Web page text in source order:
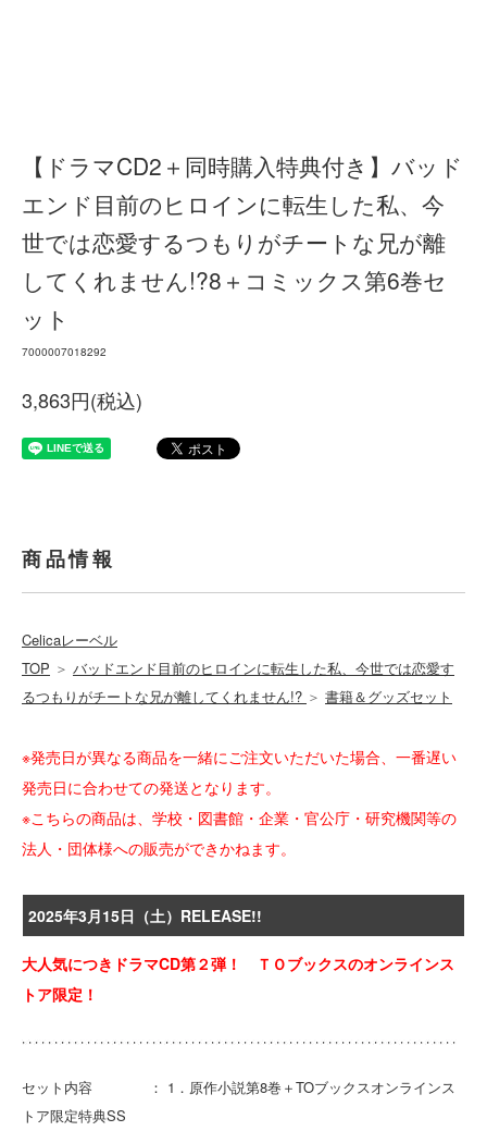
【ドラマCD2＋同時購入特典付き】バッド
エンド目前のヒロインに転生した私、今
世では恋愛するつもりがチートな兄が離
してくれません!?8＋コミックス第6巻セ
ット
7000007018292
3,863円(税込)
商品情報
Celicaレーベル
TOP ＞ バッドエンド目前のヒロインに転生した私、今世では恋愛す
るつもりがチートな兄が離してくれません!? ＞ 書籍＆グッズセット
※発売日が異なる商品を一緒にご注文いただいた場合、一番遅い
発売日に合わせての発送となります。
※こちらの商品は、学校・図書館・企業・官公庁・研究機関等の
法人・団体様への販売ができかねます。
2025年3月15日（土）RELEASE!!
大人気につきドラマCD第２弾！ ＴＯブックスのオンラインス
トア限定！
セット内容 ： 1．原作小説第8巻＋TOブックスオンラインス
トア限定特典SS